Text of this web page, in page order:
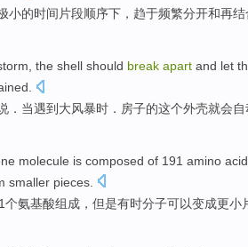
小的时间片段顺序下， 趋于频繁分开和再结
the shell should break apart and let
． 当遇到 大风暴时． 房子的这个外壳就会
molecule is composed of 191 amino
smaller pieces
个氨基酸组成， 但是有时分子可以变成更小